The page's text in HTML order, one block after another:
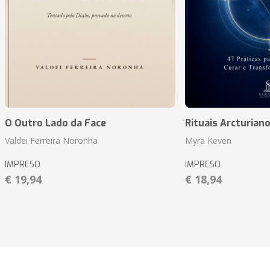
O Outro Lado da Face
Valdei Ferreira Noronha
IMPRESO
€ 19,94
Rituais
Myra Keven
IMPRESO
€ 18,94